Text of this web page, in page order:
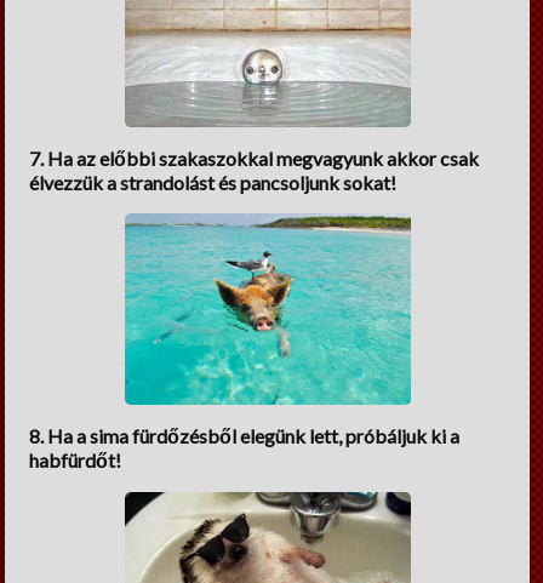
7. Ha az előbbi szakaszokkal megvagyunk akkor csak
élvezzük a strandolást és pancsoljunk sokat!
8. Ha a sima fürdőzésből elegünk lett, próbáljuk ki a
habfürdőt!